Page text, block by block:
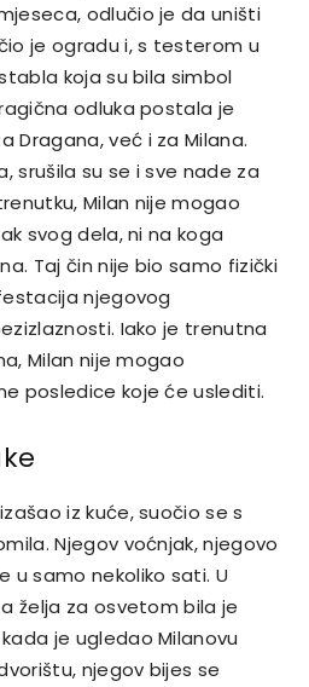
odlučio je da uništi
je ogradu i, s testerom u
koja su bila simbol
odluka postala je
Dragana, već i za Milana.
srušila su se i sve nade za
Milan nije mogao
svog dela, ni na koga
Taj čin nije bio samo fizički
njegovog
Iako je trenutna
Milan nije mogao
posledice koje će uslediti.
iz kuće, suočio se s
Njegov voćnjak, njegovo
u samo nekoliko sati. U
želja za osvetom bila je
je ugledao Milanovu
njegov bijes se